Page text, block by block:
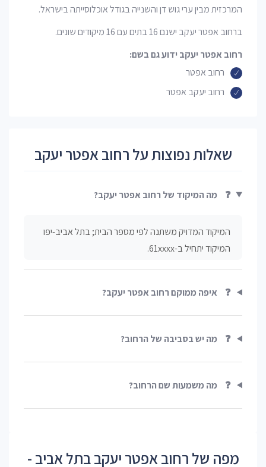
המרכזית מבין ערי גוש דן והשנייה בגודל אוכלוסייתה בישראל.
ברחוב אפטר יעקב ישנם 16 בתים עם 16 מיקודים שונים.
רחוב אפטר יעקב ידוע גם בשם:
רחוב אפטר
רחוב יעקב אפטר
שאלות נפוצות על רחוב אפטר יעקב
❓ מה המיקוד של רחוב אפטר יעקב?
המיקוד המדויק משתנה לפי מספר הבית; בתל אביב-יפו
המיקוד יתחיל ב-61xxxx.
❓ איפה ממוקם רחוב אפטר יעקב?
❓ מה יש בסביבה של הרחוב?
❓ מה משמעות שם הרחוב?
מפה של רחוב אפטר יעקב בתל אביב -